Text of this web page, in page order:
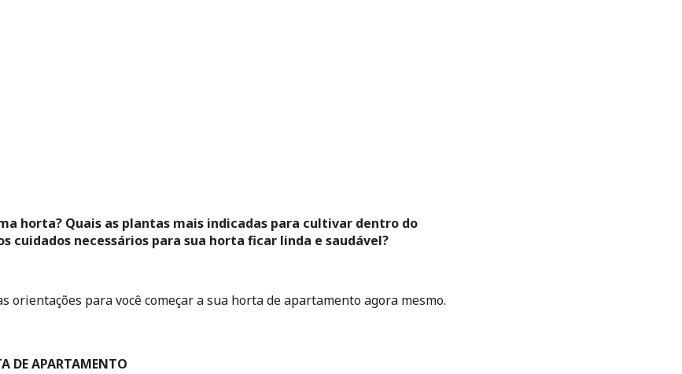
horta? Quais as plantas mais indicadas para cultivar dentro do
cuidados necessários para sua horta ficar linda e saudável?
orientações para você começar a sua horta de apartamento agora mesmo.
DE APARTAMENTO